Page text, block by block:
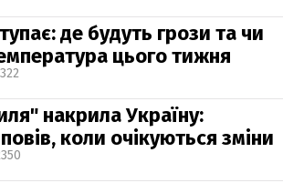
де будуть грози та чи
цього тижня
накрила Україну:
коли очікуються зміни